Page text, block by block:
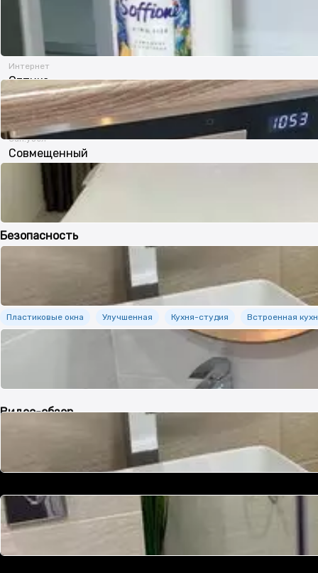
Хорошее
Интернет
Оптика
Сан.узел
Совмещенный
Тихий район
Безопасность
Пластиковые окна Улучшенная Кухня-студия Встроенная
Стиральная машина-автомат
Бесплатный Wi-Fi
Видео-обзор